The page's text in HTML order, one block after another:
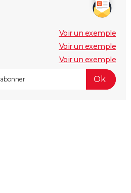
Voir un exemple
Voir un exemple
Voir un exemple